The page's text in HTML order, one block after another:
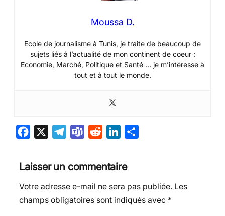
Moussa D.
Ecole de journalisme à Tunis, je traite de beaucoup de
sujets liés à l’actualité de mon continent de coeur :
Economie, Marché, Politique et Santé … je m’intéresse à
tout et à tout le monde.
c
e
b
o
e
g
r
s
i
t
k
e
d
a
g
Laisser un commentaire
Votre adresse e-mail ne sera pas publiée. Les
champs obligatoires sont indiqués avec *